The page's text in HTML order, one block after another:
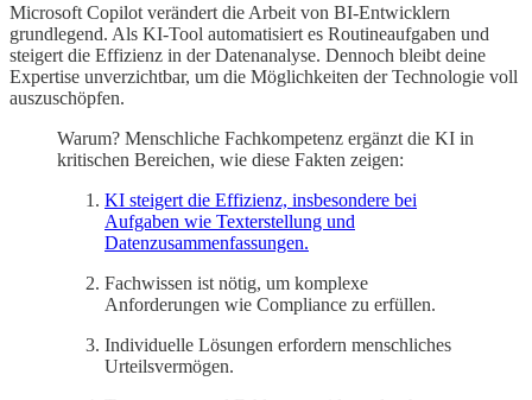
Microsoft Copilot verändert die Arbeit von BI-Entwicklern
grundlegend. Als KI-Tool automatisiert es Routineaufgaben und
steigert die Effizienz in der Datenanalyse. Dennoch bleibt deine
Expertise unverzichtbar, um die Möglichkeiten der Technologie voll
auszuschöpfen.
Warum? Menschliche Fachkompetenz ergänzt die KI in
kritischen Bereichen, wie diese Fakten zeigen:
KI steigert die Effizienz, insbesondere bei
Aufgaben wie Texterstellung und
Datenzusammenfassungen.
Fachwissen ist nötig, um komplexe
Anforderungen wie Compliance zu erfüllen.
Individuelle Lösungen erfordern menschliches
Urteilsvermögen.